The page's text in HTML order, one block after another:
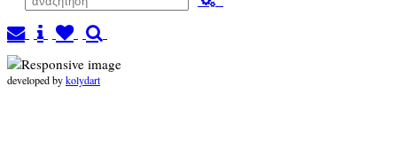
developed bykolydart